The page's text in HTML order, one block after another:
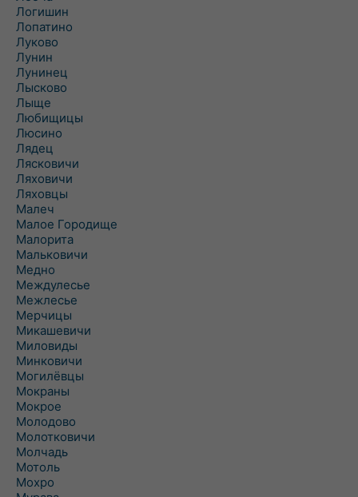
Логишин
Лопатино
Луково
Лунин
Лунинец
Лысково
Лыще
Любищицы
Люсино
Лядец
Лясковичи
Ляховичи
Ляховцы
Малеч
Малое Городище
Малорита
Мальковичи
Медно
Междулесье
Межлесье
Мерчицы
Микашевичи
Миловиды
Минковичи
Могилёвцы
Мокраны
Мокрое
Молодово
Молотковичи
Молчадь
Мотоль
Мохро